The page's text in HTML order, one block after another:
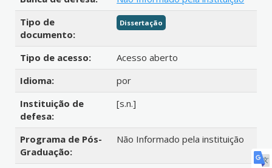
Tipo de
documento:
Dissertação
Tipo de acesso:
Acesso aberto
Idioma:
por
Instituição de
defesa:
[s.n.]
Programa de Pós-
Graduação:
Não Informado pela instituição